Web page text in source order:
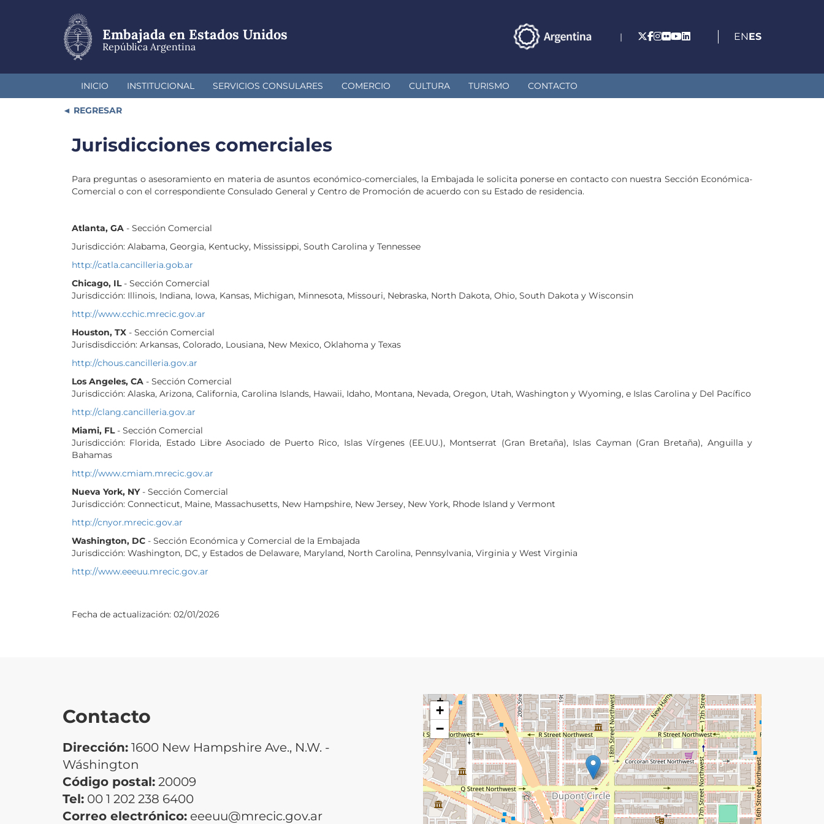
Embajada en Estados Unidos
República Argentina
| ENES
INICIO INSTITUCIONAL SERVICIOS CONSULARES COMERCIO CULTURA TURISMO CONTACTO
REGRESAR
Jurisdicciones comerciales
Para preguntas o asesoramiento en materia de asuntos económico-comerciales, la Embajada le solicita ponerse en contacto con nuestra Sección Económica-
Comercial o con el correspondiente Consulado General y Centro de Promoción de acuerdo con su Estado de residencia.
Atlanta, GA - Sección Comercial
Jurisdicción: Alabama, Georgia, Kentucky, Mississippi, South Carolina y Tennessee
http://catla.cancilleria.gob.ar
Chicago, IL- Sección Comercial
Jurisdicción: Illinois, Indiana, Iowa, Kansas, Michigan, Minnesota, Missouri, Nebraska, North Dakota, Ohio, South Dakota y Wisconsin
http://www.cchic.mrecic.gov.ar
Houston, TX - Sección Comercial
Jurisdisdicción: Arkansas, Colorado, Lousiana, New Mexico, Oklahoma y Texas
http://chous.cancilleria.gov.ar
Los Angeles, CA - Sección Comercial
Jurisdicción: Alaska, Arizona, California, Carolina Islands, Hawaii, Idaho, Montana, Nevada, Oregon, Utah, Washington y Wyoming, e Islas Carolina y Del Pacífico
http://clang.cancilleria.gov.ar
Miami, FL- Sección Comercial
Jurisdicción: Florida, Estado Libre Asociado de Puerto Rico, Islas Vírgenes (EE.UU.), Montserrat (Gran Bretaña), Islas Cayman (Gran Bretaña), Anguilla y
Bahamas
http://www.cmiam.mrecic.gov.ar
Nueva York, NY- Sección Comercial
Jurisdicción: Connecticut, Maine, Massachusetts, New Hampshire, New Jersey, New York, Rhode Island y Vermont
http://cnyor.mrecic.gov.ar
Washington, DC - Sección Económica y Comercial de la Embajada
Jurisdicción: Washington, DC, y Estados de Delaware, Maryland, North Carolina, Pennsylvania, Virginia y West Virginia
http://www.eeeuu.mrecic.gov.ar
Fecha de actualización: 02/01/2026
Contacto
Dirección: 1600 New Hampshire Ave., N.W. -
Wáshington
Código postal: 20009
Tel: 00 1 202 238 6400
Correo electrónico: eeeuu@mrecic.gov.ar
+
−